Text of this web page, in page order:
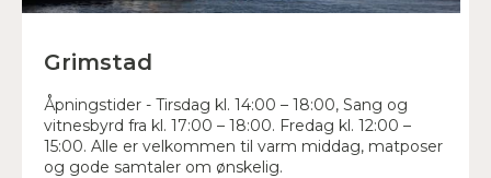
Grimstad
Åpningstider - Tirsdag kl. 14:00 – 18:00, Sang og
vitnesbyrd fra kl. 17:00 – 18:00. Fredag kl. 12:00 –
15:00. Alle er velkommen til varm middag, matposer
og gode samtaler om ønskelig.